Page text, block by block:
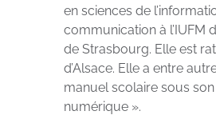
en sciences de
communication à l’IUFM
de Strasbourg. Elle est
d’Alsace. Elle a entre
manuel scolaire sous
numérique ».